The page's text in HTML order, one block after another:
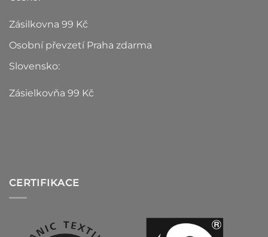
Zásilkovna 99 Kč
Osobní převzetí Praha zdarma
Slovensko:
Zásielkovňa 99 Kč
CERTIFIKACE